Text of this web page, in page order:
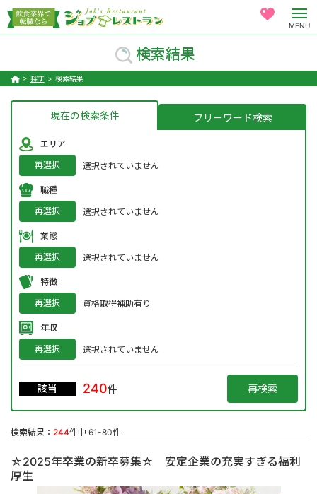
MENU
検索結果
探す 検索結果
現在の検索条件 フリーワード検索
エリア
再選択
選択されていません
職種
再選択
選択されていません
業態
再選択
選択されていません
特徴
再選択
資格取得補助有り
年収
再選択
選択されていません
該当 240件
検索結果： 244件中 61-80件
☆2025年卒業の新卒募集☆ 安定企業の充実すぎる福利
厚生